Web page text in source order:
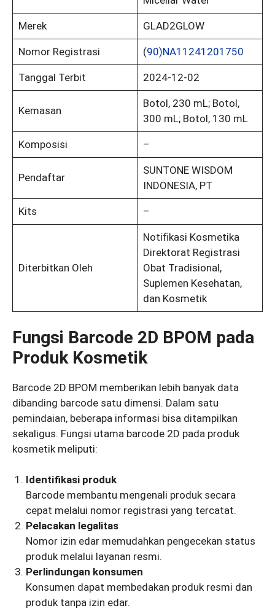
Merek GLAD2GLOW
Nomor Registrasi (90)NA11241201750
Tanggal Terbit 2024-12-02
Kemasan
Botol, 230 mL; Botol,
300 mL; Botol, 130 mL
Komposisi –
Pendaftar
SUNTONE WISDOM
INDONESIA, PT
Kits –
Diterbitkan Oleh
Notifikasi Kosmetika
Direktorat Registrasi
Obat Tradisional,
Suplemen Kesehatan,
dan Kosmetik
Fungsi Barcode 2D BPOM pada
Produk Kosmetik
Barcode 2D BPOM memberikan lebih banyak data
dibanding barcode satu dimensi. Dalam satu
pemindaian, beberapa informasi bisa ditampilkan
sekaligus. Fungsi utama barcode 2D pada produk
kosmetik meliputi:
Identifikasi produk
Barcode membantu mengenali produk secara
cepat melalui nomor registrasi yang tercatat.
Pelacakan legalitas
Nomor izin edar memudahkan pengecekan status
produk melalui layanan resmi.
Perlindungan konsumen
Konsumen dapat membedakan produk resmi dan
produk tanpa izin edar.